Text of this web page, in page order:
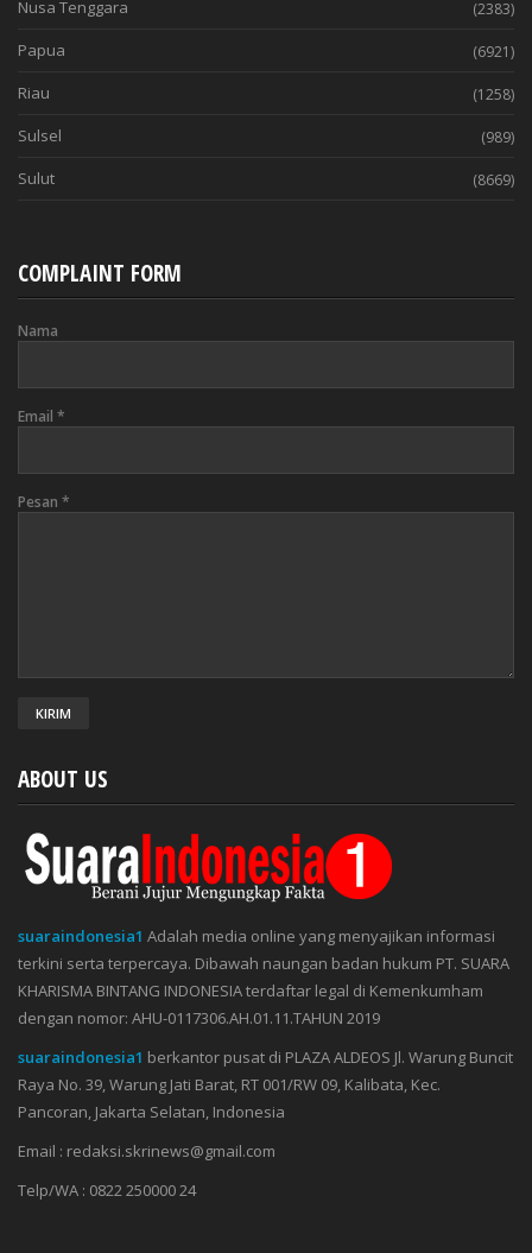
Nusa Tenggara (2383)
Papua (6921)
Riau (1258)
Sulsel (989)
Sulut (8669)
COMPLAINT FORM
Nama
Email *
Pesan *
ABOUT US
suaraindonesia1 Adalah media online yang menyajikan informasi
terkini serta terpercaya. Dibawah naungan badan hukum PT. SUARA
KHARISMA BINTANG INDONESIA terdaftar legal di Kemenkumham
dengan nomor: AHU-0117306.AH.01.11.TAHUN 2019
suaraindonesia1 berkantor pusat di PLAZA ALDEOS Jl. Warung Buncit
Raya No. 39, Warung Jati Barat, RT 001/RW 09, Kalibata, Kec.
Pancoran, Jakarta Selatan, Indonesia
Email : redaksi.skrinews@gmail.com
Telp/WA : 0822 250000 24